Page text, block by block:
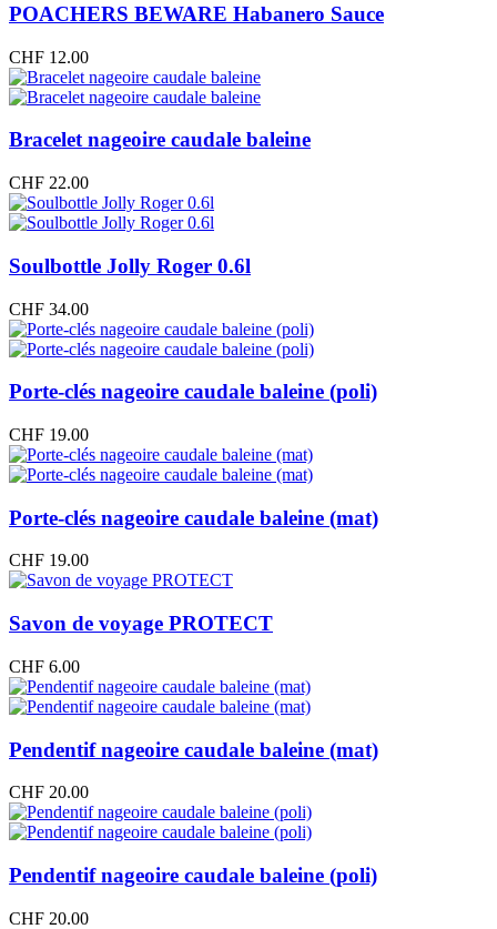
POACHERS BEWARE Habanero Sauce
CHF 12.00
Bracelet nageoire caudale baleine
CHF 22.00
Soulbottle Jolly Roger 0.6l
CHF 34.00
Porte-clés nageoire caudale baleine (poli)
CHF 19.00
Porte-clés nageoire caudale baleine (mat)
CHF 19.00
Savon de voyage PROTECT
CHF 6.00
Pendentif nageoire caudale baleine (mat)
CHF 20.00
Pendentif nageoire caudale baleine (poli)
CHF 20.00